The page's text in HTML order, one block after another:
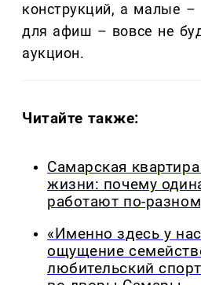
конструкций, а малые –
для афиш – вовсе не
аукцион.
Читайте также:
Самарская
жизни: почему
работают по-
«Именно здесь у
ощущение
любительский